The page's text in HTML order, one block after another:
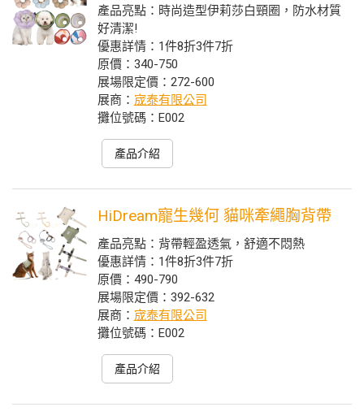
產品亮點：時尚造型伊莉莎白頸圈，防水材質
好清潔!
優惠詳情：1件8折3件7折
原價：340-750
展場限定價：272-600
展商： 宬泰有限公司
攤位號碼：E002
產品介紹
HiDream寵生幾何 貓咪牽繩胸背帶
產品亮點：背帶輕盈透氣，舒適不悶熱
優惠詳情：1件8折3件7折
原價：490-790
展場限定價：392-632
展商： 宬泰有限公司
攤位號碼：E002
產品介紹